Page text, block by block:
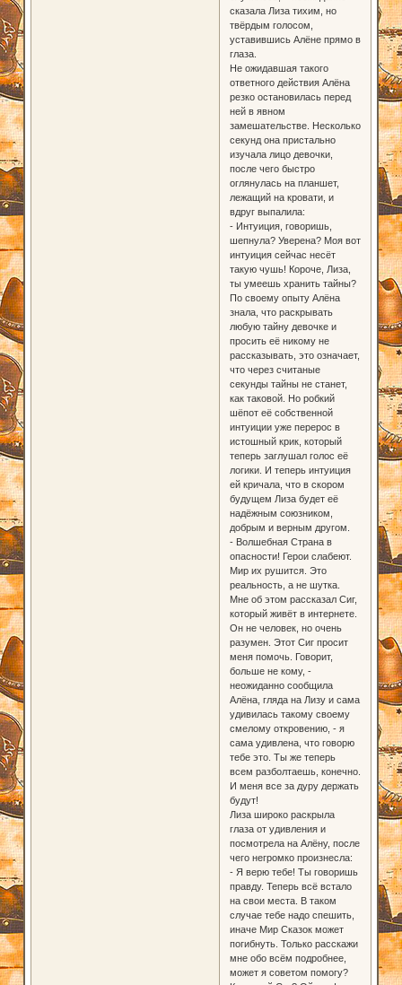
сказала Лиза тихим, но
твёрдым голосом,
уставившись Алёне прямо в
глаза.
Не ожидавшая такого
ответного действия Алёна
резко остановилась перед
ней в явном
замешательстве. Несколько
секунд она пристально
изучала лицо девочки,
после чего быстро
оглянулась на планшет,
лежащий на кровати, и
вдруг выпалила:
- Интуиция, говоришь,
шепнула? Уверена? Моя вот
интуиция сейчас несёт
такую чушь! Короче, Лиза,
ты умеешь хранить тайны?
По своему опыту Алёна
знала, что раскрывать
любую тайну девочке и
просить её никому не
рассказывать, это означает,
что через считаные
секунды тайны не станет,
как таковой. Но робкий
шёпот её собственной
интуиции уже перерос в
истошный крик, который
теперь заглушал голос её
логики. И теперь интуиция
ей кричала, что в скором
будущем Лиза будет её
надёжным союзником,
добрым и верным другом.
- Волшебная Страна в
опасности! Герои слабеют.
Мир их рушится. Это
реальность, а не шутка.
Мне об этом рассказал Сиг,
который живёт в интернете.
Он не человек, но очень
разумен. Этот Сиг просит
меня помочь. Говорит,
больше не кому, -
неожиданно сообщила
Алёна, гляда на Лизу и сама
удивилась такому своему
смелому откровению, - я
сама удивлена, что говорю
тебе это. Ты же теперь
всем разболтаешь, конечно.
И меня все за дуру держать
будут!
Лиза широко раскрыла
глаза от удивления и
посмотрела на Алёну, после
чего негромко произнесла:
- Я верю тебе! Ты говоришь
правду. Теперь всё встало
на свои места. В таком
случае тебе надо спешить,
иначе Мир Сказок может
погибнуть. Только расскажи
мне обо всём подробнее,
может я советом помогу?